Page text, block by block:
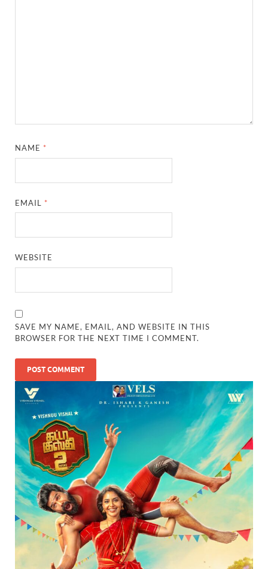
NAME *
EMAIL *
WEBSITE
SAVE MY NAME, EMAIL, AND WEBSITE IN THIS
BROWSER FOR THE NEXT TIME I COMMENT.